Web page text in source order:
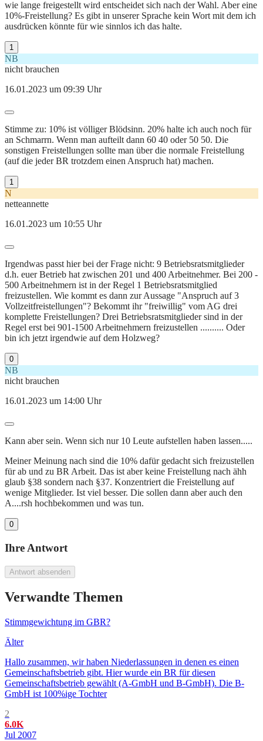
wie lange freigestellt wird entscheidet sich nach der Wahl. Aber eine
10%-Freistellung? Es gibt in unserer Sprache kein Wort mit dem ich
ausdrücken könnte für wie sinnlos ich das halte.
1
NB
nicht brauchen
16.01.2023 um 09:39 Uhr
Stimme zu: 10% ist völliger Blödsinn. 20% halte ich auch noch für
an Schmarrn. Wenn man aufteilt dann 60 40 oder 50 50. Die
sonstigen Freistellungen sollte man über die normale Freistellung
(auf die jeder BR trotzdem einen Anspruch hat) machen.
1
N
netteannette
16.01.2023 um 10:55 Uhr
Irgendwas passt hier bei der Frage nicht: 9 Betriebsratsmitglieder
d.h. euer Betrieb hat zwischen 201 und 400 Arbeitnehmer. Bei 200 -
500 Arbeitnehmern ist in der Regel 1 Betriebsratsmitglied
freizustellen. Wie kommt es dann zur Aussage "Anspruch auf 3
Vollzeitfreistellungen"? Bekommt ihr "freiwillig" vom AG drei
komplette Freistellungen? Drei Betriebsratsmitglieder sind in der
Regel erst bei 901-1500 Arbeitnehmern freizustellen .......... Oder
bin ich jetzt irgendwie auf dem Holzweg?
0
NB
nicht brauchen
16.01.2023 um 14:00 Uhr
Kann aber sein. Wenn sich nur 10 Leute aufstellen haben lassen.....
Meiner Meinung nach sind die 10% dafür gedacht sich freizustellen
für ab und zu BR Arbeit. Das ist aber keine Freistellung nach ähh
glaub §38 sondern nach §37. Konzentriert die Freistellung auf
wenige Mitglieder. Ist viel besser. Die sollen dann aber auch den
A....rsh hochbekommen und was tun.
0
Ihre Antwort
Antwort absenden
Verwandte Themen
Stimmgewichtung im GBR?
Älter
Hallo zusammen, wir haben Niederlassungen in denen es einen
Gemeinschaftsbetrieb gibt. Hier wurde ein BR für diesen
Gemeinschaftsbetrieb gewählt (A-GmbH und B-GmbH). Die B-
GmbH ist 100%ige Tochter
2
6.0K
Jul 2007